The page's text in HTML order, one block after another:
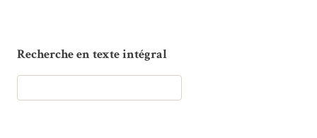
Recherche en texte intégral